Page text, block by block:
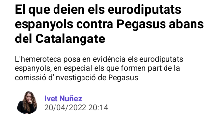
El que deien els eurodiputats
espanyols contra Pegasus abans
del Catalangate
L'hemeroteca posa en evidència els eurodiputats
espanyols, en especial els que formen part de la
comissió d'investigació de Pegasus
Ivet Nuñez
20/04/2022 20:14